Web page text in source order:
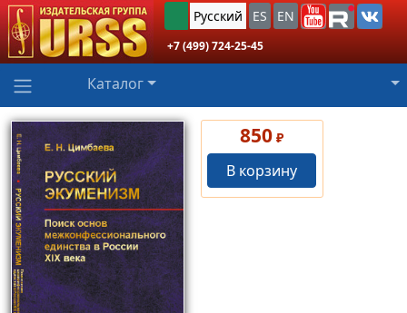
Русский ES EN
+7 (499) 724-25-45
Каталог
850 ₽
В корзину